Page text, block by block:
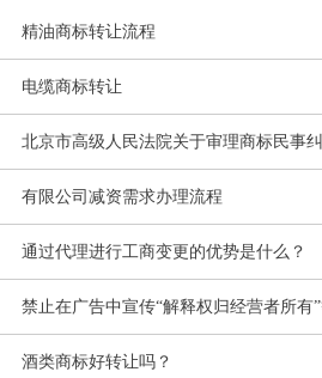
精油商标转让流程
电缆商标转让
北京市高级人民法院关于审理商标民事
有限公司减资需求办理流程
通过代理进行工商变更的优势是什么？
禁止在广告中宣传“解释权归经营者所有
酒类商标好转让吗？